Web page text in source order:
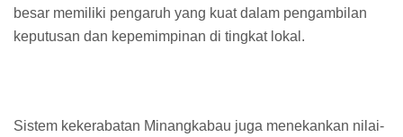
besar memiliki pengaruh yang kuat dalam pengambilan
keputusan dan kepemimpinan di tingkat lokal.
Sistem kekerabatan Minangkabau juga menekankan nilai-